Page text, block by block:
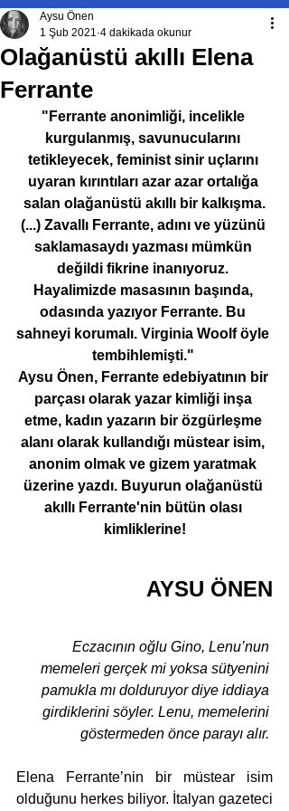
Olağanüstü akıllı Elena
Ferrante
Aysu Önen
1 Şub 2021 4 dakikada okunur
"Ferrante anonimliği, incelikle
kurgulanmış, savunucularını
tetikleyecek, feminist sinir uçlarını
uyaran kırıntıları azar azar ortalığa
salan olağanüstü akıllı bir kalkışma.
(...) Zavallı Ferrante, adını ve yüzünü
saklamasaydı yazması mümkün
değildi fikrine inanıyoruz.
Hayalimizde masasının başında,
odasında yazıyor Ferrante. Bu
sahneyi korumalı. Virginia Woolf öyle
tembihlemişti."
Aysu Önen, Ferrante edebiyatının bir
parçası olarak yazar kimliği inşa
etme, kadın yazarın bir özgürleşme
alanı olarak kullandığı müstear isim,
anonim olmak ve gizem yaratmak
üzerine yazdı. Buyurun olağanüstü
akıllı Ferrante'nin bütün olası
kimliklerine!
AYSU ÖNEN
Eczacının oğlu Gino, Lenu’nun
memeleri gerçek mi yoksa sütyenini
pamukla mı dolduruyor diye iddiaya
girdiklerini söyler. Lenu, memelerini
göstermeden önce parayı alır.
Elena Ferrante’nin bir müstear isim
olduğunu herkes biliyor. İtalyan gazeteci